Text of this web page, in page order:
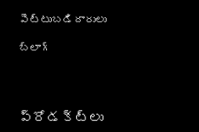
పెట్టుబడిదారులు
బ్లాగ్
ప్రోడక్ట్؜లు